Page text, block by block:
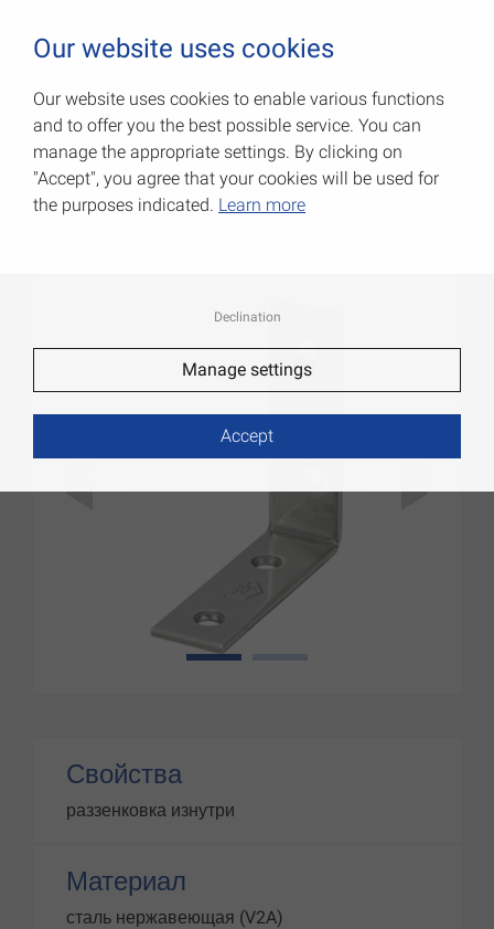
Уголки для стульев
Артикул: 010180040
1
Свойства
раззенковка изнутри
Материал
сталь нержавеющая (V2A)
Our website uses cookies
Our website uses cookies to enable various functions
and to offer you the best possible service. You can
manage the appropriate settings. By clicking on
"Accept", you agree that your cookies will be used for
the purposes indicated. Learn more
Declination
Manage settings
Accept